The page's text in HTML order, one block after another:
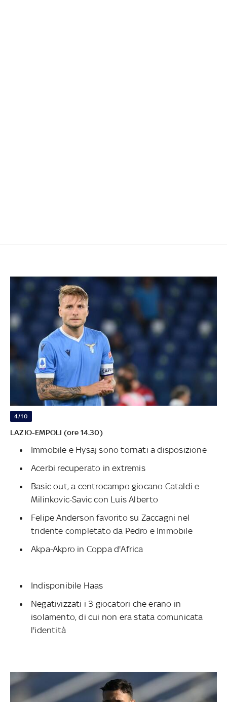
4/10
LAZIO-EMPOLI (ore 14.30)
Immobile e Hysaj sono tornati a disposizione
Acerbi recuperato in extremis
Basic out, a centrocampo giocano Cataldi e
Milinkovic-Savic con Luis Alberto
Felipe Anderson favorito su Zaccagni nel
tridente completato da Pedro e Immobile
Akpa-Akpro in Coppa d'Africa
Indisponibile Haas
Negativizzati i 3 giocatori che erano in
isolamento, di cui non era stata comunicata
l'identità